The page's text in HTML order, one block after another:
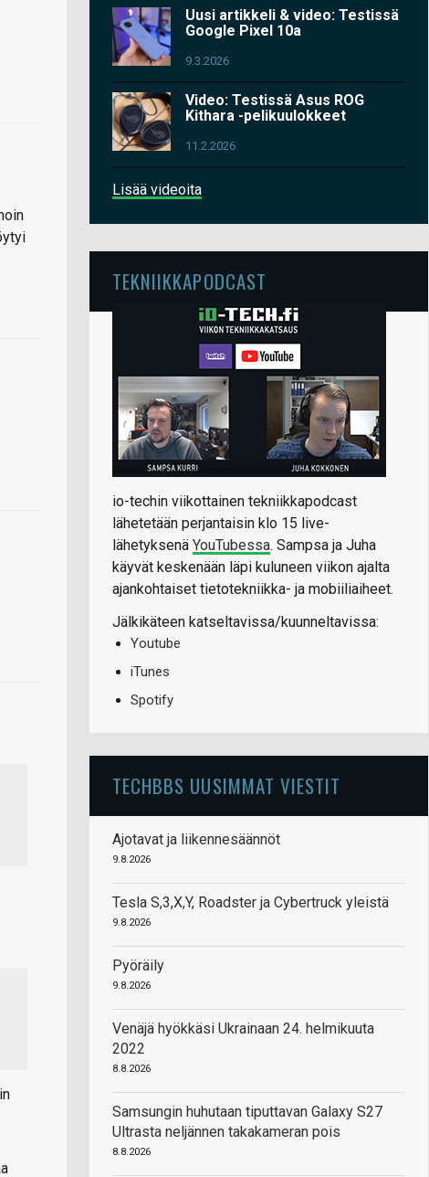
Uusi artikkeli & video: Testissä
Google Pixel 10a
9.3.2026
Video: Testissä Asus ROG
Kithara -pelikuulokkeet
11.2.2026
Lisää videoita
TEKNIIKKAPODCAST
io-techin viikottainen tekniikkapodcast
lähetetään perjantaisin klo 15 live-
lähetyksenä YouTubessa. Sampsa ja Juha
käyvät keskenään läpi kuluneen viikon ajalta
ajankohtaiset tietotekniikka- ja mobiiliaiheet.
Jälkikäteen katseltavissa/kuunneltavissa:
Youtube
iTunes
Spotify
TECHBBS UUSIMMAT VIESTIT
Ajotavat ja liikennesäännöt
9.8.2026
Tesla S,3,X,Y, Roadster ja Cybertruck yleistä
9.8.2026
Pyöräily
9.8.2026
Venäjä hyökkäsi Ukrainaan 24. helmikuuta
2022
8.8.2026
Samsungin huhutaan tiputtavan Galaxy S27
Ultrasta neljännen takakameran pois
8.8.2026